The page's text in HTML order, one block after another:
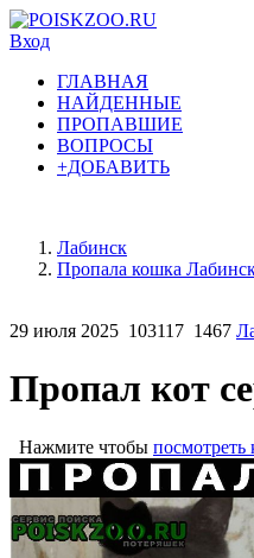
Вход
ГЛАВНАЯ
НАЙДЕННЫЕ
ПРОПАВШИЕ
ВОПРОСЫ
+ДОБАВИТЬ
Лабинск
Пропала кошка
29 июля 2025 103117 1467
Пропал кот
Нажмите чтобы посмотреть